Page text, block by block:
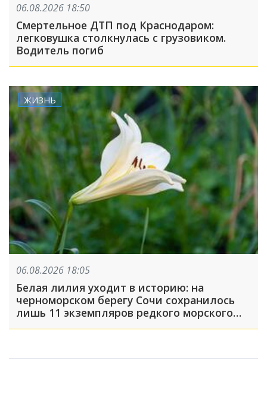
06.08.2026 18:50
Смертельное ДТП под Краснодаром:
легковушка столкнулась с грузовиком.
Водитель погиб
ЖИЗНЬ
06.08.2026 18:05
Белая лилия уходит в историю: на
черноморском берегу Сочи сохранилось
лишь 11 экземпляров редкого морского
нарцисса